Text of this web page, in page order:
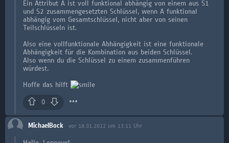
Ein Attribut A ist voll funktional abhängig von einem aus S1
und S2 zusammengesetzten Schlüssel, wenn A funktional
abhängig vom Gesamtschlüssel, nicht aber von seinen
Teilschlüsseln ist.
Also eine vollfunktionale Abhängigkeit ist eine funktionale
Abhängigkeit für die Kombination aus beiden Schlüssel.
Also wenn du die Schlüssel zu einem zusammenführen
würdest.
Hoffe das hilft
0
MichaelBock vor 18.01.2022 um 13:11 Uhr